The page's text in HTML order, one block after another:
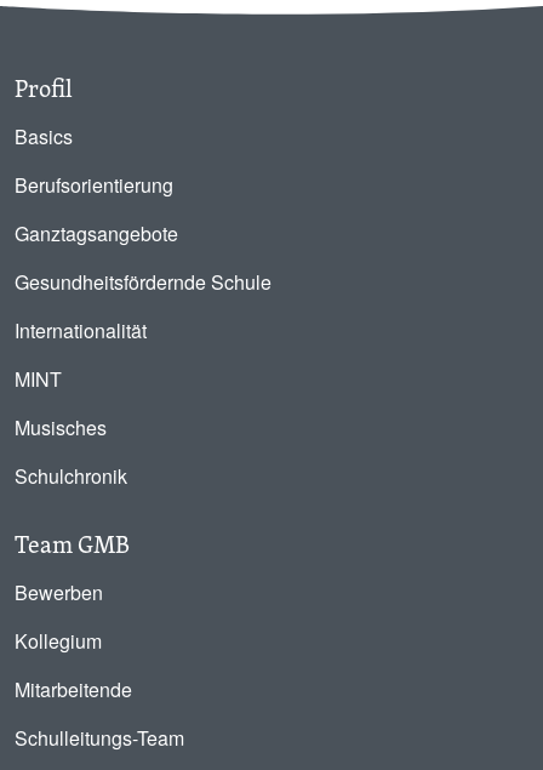
Profil
Basics
Berufsorientierung
Ganztagsangebote
Gesundheitsfördernde Schule
Internationalität
MINT
Musisches
Schulchronik
Team GMB
Bewerben
Kollegium
Mitarbeitende
Schulleitungs-Team